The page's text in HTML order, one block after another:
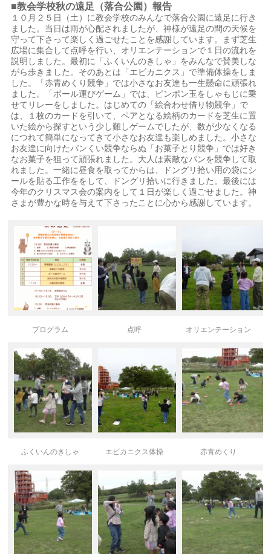
■教会学校秋の遠足（落合公園）報告
１０月２５日（土）に教会学校のみんなで落合公園に遠足に行き
ました。当日は雨が心配されましたが、神様が遠足の間の天候を
守って下さって楽しく過ごせたことを感謝しています。まず芝生
広場に集合して点呼を行い、オリエンテーションで１日の流れを
説明しました。最初に「ふくいんのきしゃ」をみんなで賛美しな
がら歩きました。そのあとは「エビカニクス」で準備体操をしま
した。「赤青めくり競争」では小さなお友達も一生懸命に頑張れ
ました。「ボール運びゲーム」では、ピンポン玉をしゃもじに乗
せてリレーをしました。はじめての「絵合わせ借り物競争」で
は、１枚のカードを引いて、ペアとなる絵柄のカードを芝生に置
いた絵から探すという少し難しゲームでしたが、数が少なくなる
につれて簡単になってきて小さなお友達も楽しめました。小さな
お友達に向けたパンくい競争ならぬ「お菓子とり競争」では好き
なお菓子を狙って頑張れました。大人は素敵なパンを競争して取
れました。一緒に昼食を取ってからは、ドングリ拾い用の袋にシ
ールを貼る工作ををして、ドングリ拾いに行きました。最後には
今年のクリスマス会の案内をして１日が楽しく過ごせました。神
さまが豊かな時を与えて下さったことに心から感謝しています。
プログラム 点呼 オリエンテーション
ふくいんのきしゃ エビカニクス体操 赤青めくり